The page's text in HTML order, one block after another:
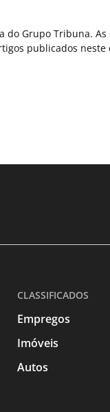
do Grupo Tribuna. As
publicados neste
CLASSIFICADOS
Empregos
Imóveis
Autos